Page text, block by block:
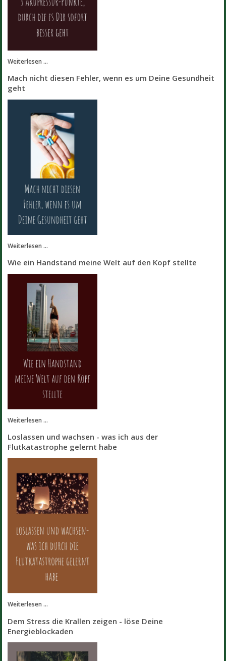
Weiterlesen ...
Mach nicht diesen Fehler, wenn es um Deine Gesundheit
geht
Weiterlesen ...
Wie ein Handstand meine Welt auf den Kopf stellte
Weiterlesen ...
Loslassen und wachsen - was ich aus der
Flutkatastrophe gelernt habe
Weiterlesen ...
Dem Stress die Krallen zeigen - löse Deine
Energieblockaden